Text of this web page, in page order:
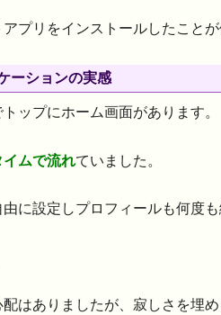
プリをインストールしたことが
ーションの実感
ップにホーム画面があります。
ムで流れていました。
に設定しプロフィールも何度も
はありましたが、寂しさを埋